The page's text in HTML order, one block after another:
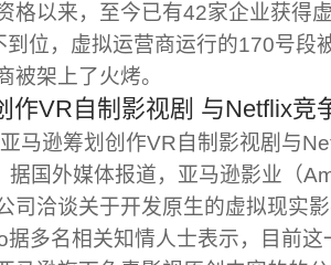
格以来，至今已有42家企业获得
到位，虚拟运营商运行的170号段
被架上了火烤。
作VR自制影视剧 与Netflix竞
亚马逊筹划创作VR自制影视剧与
据国外媒体报道，亚马逊影业（
司洽谈关于开发原生的虚拟现实
多名相关知情人士表示，目前这